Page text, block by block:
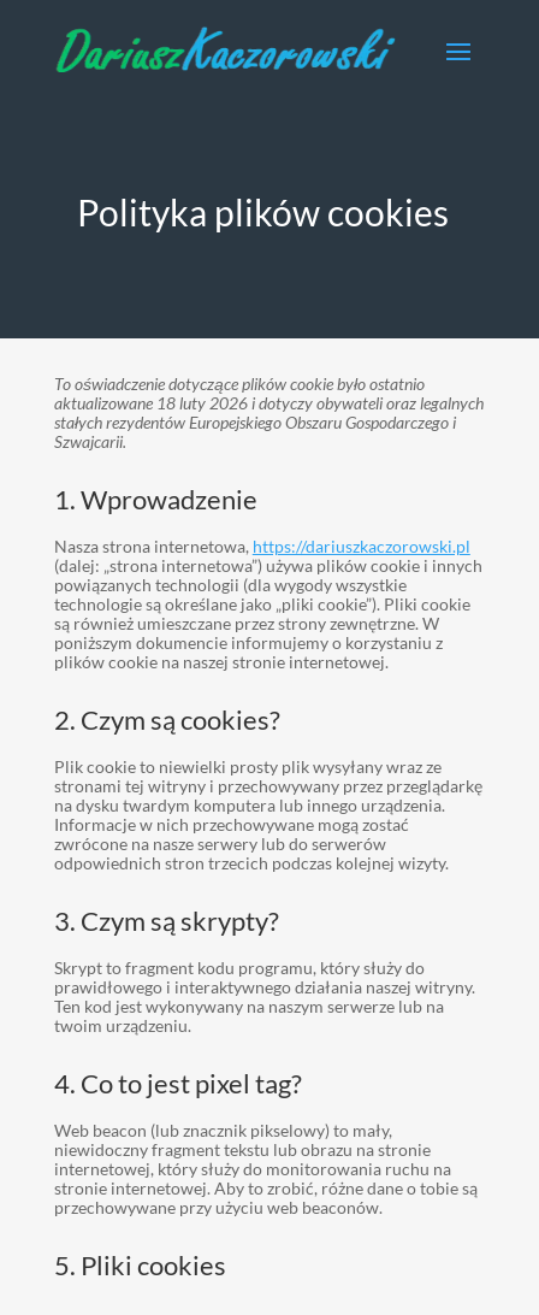
Polityka plików cookies
To oświadczenie dotyczące plików cookie było ostatnio
aktualizowane 18 luty 2026 i dotyczy obywateli oraz legalnych
stałych rezydentów Europejskiego Obszaru Gospodarczego i
Szwajcarii.
1. Wprowadzenie
Nasza strona internetowa, https://dariuszkaczorowski.pl
(dalej: „strona internetowa”) używa plików cookie i innych
powiązanych technologii (dla wygody wszystkie
technologie są określane jako „pliki cookie”). Pliki cookie
są również umieszczane przez strony zewnętrzne. W
poniższym dokumencie informujemy o korzystaniu z
plików cookie na naszej stronie internetowej.
2. Czym są cookies?
Plik cookie to niewielki prosty plik wysyłany wraz ze
stronami tej witryny i przechowywany przez przeglądarkę
na dysku twardym komputera lub innego urządzenia.
Informacje w nich przechowywane mogą zostać
zwrócone na nasze serwery lub do serwerów
odpowiednich stron trzecich podczas kolejnej wizyty.
3. Czym są skrypty?
Skrypt to fragment kodu programu, który służy do
prawidłowego i interaktywnego działania naszej witryny.
Ten kod jest wykonywany na naszym serwerze lub na
twoim urządzeniu.
4. Co to jest pixel tag?
Web beacon (lub znacznik pikselowy) to mały,
niewidoczny fragment tekstu lub obrazu na stronie
internetowej, który służy do monitorowania ruchu na
stronie internetowej. Aby to zrobić, różne dane o tobie są
przechowywane przy użyciu web beaconów.
5. Pliki cookies